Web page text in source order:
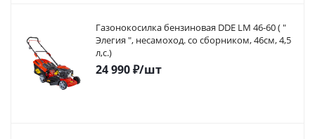
Газонокосилка бензиновая DDE LM 46-60 ( "
Элегия ", несамоход. со сборником, 46см, 4,5
л,с.)
24 990₽/шт